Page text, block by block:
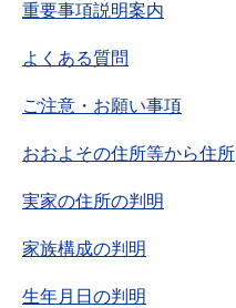
重要事項説明案内
よくある質問
ご注意・お願い事項
おおよその住所等から住所
実家の住所の判明
家族構成の判明
生年月日の判明